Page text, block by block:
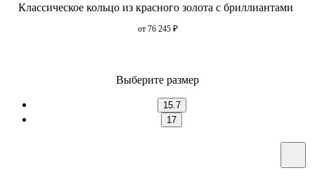
Классическое кольцо из красного золота с бриллиантами
от 76 245 ₽
Выберите размер
15.7
17